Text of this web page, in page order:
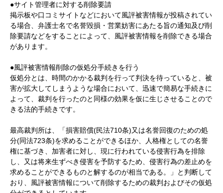
●サイト管理者に対する削除要請
掲示板や口コミサイトなどにおいて風評被害情報が投稿されてい
る場合、弁護士名で名誉毀損・営業妨害にあたる旨の通知及び削
除要請などをすることによって、風評被害情報を削除できる場合
があります。
●風評被害情報削除の仮処分手続きを行う
仮処分とは、時間のかかる裁判を行って判決を待っていると、被
害が拡大してしまうような場合において、迅速で簡易な手続きに
よって、裁判を行ったのと同様の効果を仮に生じさせることので
きる法的手続きです。
最高裁判所は、「損害賠償(民法710条)又は名誉回復のための処
分(同法723条)を求めることができるほか、人格権としての名誉
権に基づき、加害者に対し、現に行われている侵害行為を排除
し、又は将来生ずべき侵害を予防するため、侵害行為の差止めを
求めることができるものと解するのが相当である。」と判断して
おり、風評被害情報について削除するための裁判およびその仮処